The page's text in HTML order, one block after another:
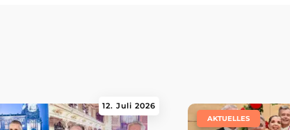
12. Juli 2026
AKTUELLES